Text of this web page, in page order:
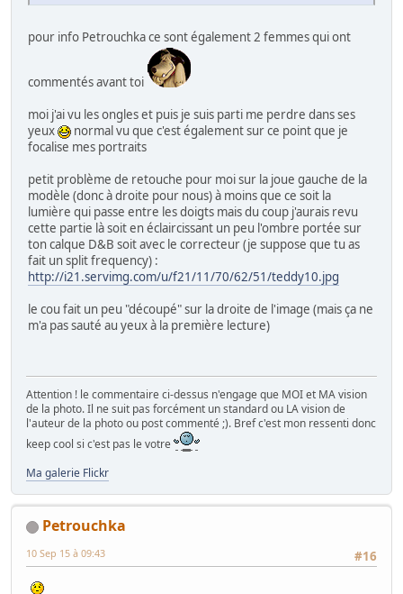
pour info Petrouchka ce sont également 2 femmes qui ont
commentés avant toi
moi j'ai vu les ongles et puis je suis parti me perdre dans ses
yeux
normal vu que c'est également sur ce point que je
focalise mes portraits
petit problème de retouche pour moi sur la joue gauche de la
modèle (donc à droite pour nous) à moins que ce soit la
lumière qui passe entre les doigts mais du coup j'aurais revu
cette partie là soit en éclaircissant un peu l'ombre portée sur
ton calque D&B soit avec le correcteur (je suppose que tu as
fait un split frequency) :
http://i21.servimg.com/u/f21/11/70/62/51/teddy10.jpg
le cou fait un peu "découpé" sur la droite de l'image (mais ça ne
m'a pas sauté au yeux à la première lecture)
Attention ! le commentaire ci-dessus n'engage que MOI et MA vision
de la photo. Il ne suit pas forcément un standard ou LA vision de
l'auteur de la photo ou post commenté ;). Bref c'est mon ressenti donc
keep cool si c'est pas le votre
Ma galerie Flickr
Petrouchka
#16
10 Sep 15 à 09:43